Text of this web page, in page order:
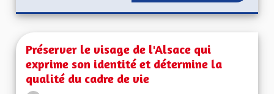
Préserver le visage de l'Alsace qui
exprime son identité et détermine la
qualité du cadre de vie